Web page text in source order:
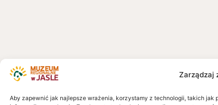
Zarządzaj
Aby zapewnić jak najlepsze wrażenia, korzystamy z technologii, takich